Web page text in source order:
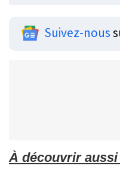
Suivez-nous
À découvrir aussi